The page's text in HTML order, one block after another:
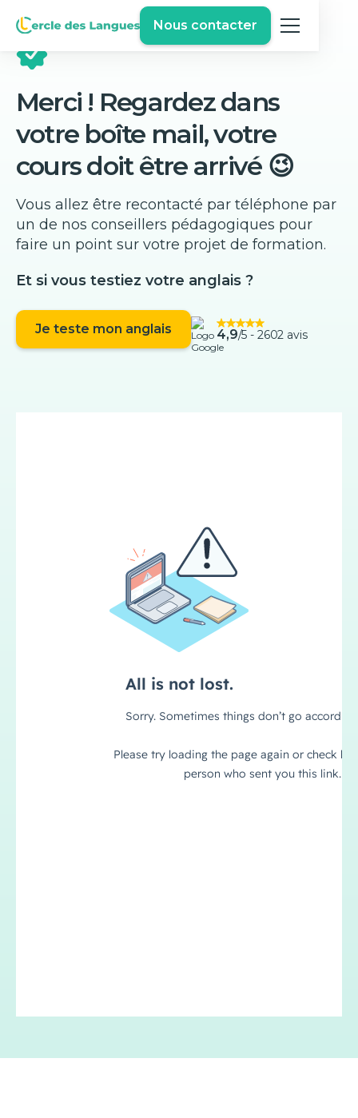
Nous contacter
Merci ! Regardez dans
votre boîte mail, votre
cours doit être arrivé 😉
Vous allez être recontacté par téléphone par
un de nos conseillers pédagogiques pour
faire un point sur votre projet de formation.
Et si vous testiez votre anglais ?
Je teste mon anglais 4,9/5 - 2602 avis